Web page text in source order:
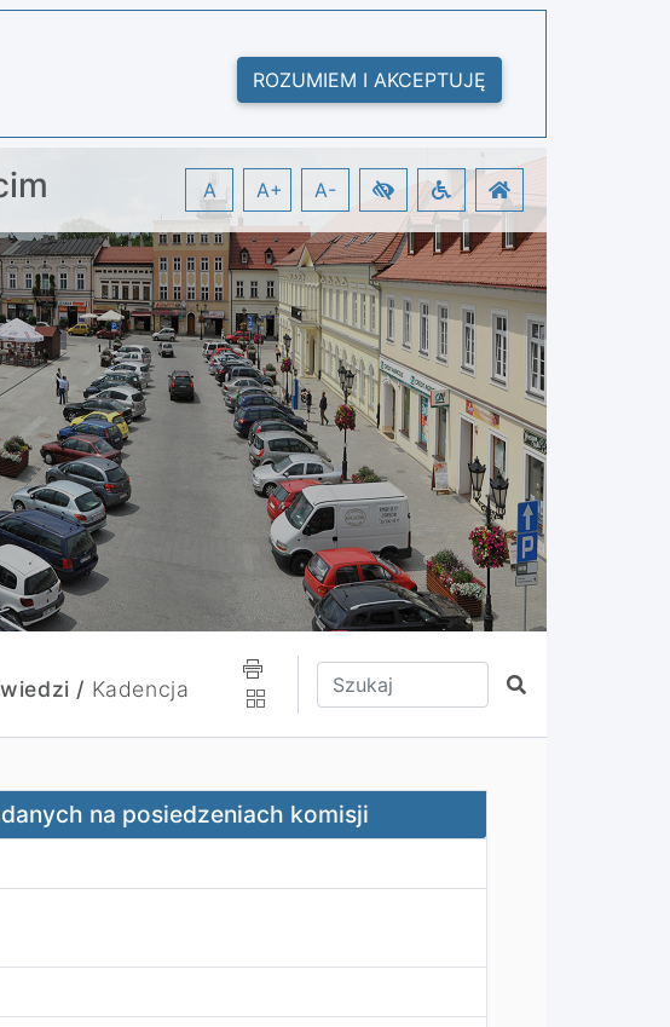
ROZUMIEM I AKCEPTUJĘ
A A+ A-
/ Kadencja
Wpisz tekst do wyszukania
Szukaj
komisji
na posiedzeniach komisji